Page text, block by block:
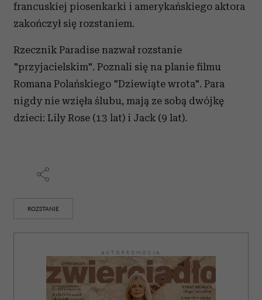
francuskiej piosenkarki i amerykańskiego aktora
zakończył się rozstaniem.
Rzecznik Paradise nazwał rozstanie
"przyjacielskim". Poznali się na planie filmu
Romana Polańskiego "Dziewiąte wrota". Para
nigdy nie wzięła ślubu, mają ze sobą dwójkę
dzieci: Lily Rose (13 lat) i Jack (9 lat).
ROZSTANIE
AUTOPROMOCJA